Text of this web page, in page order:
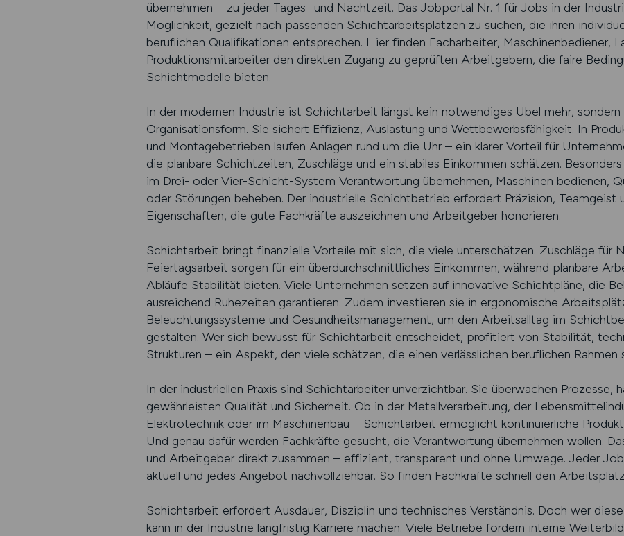
übernehmen – zu jeder Tages- und Nachtzeit. Das Jobportal Nr. 1 für Jobs in der
Möglichkeit, gezielt nach passenden Schichtarbeitsplätzen zu suchen, die ihren
beruflichen Qualifikationen entsprechen. Hier finden Facharbeiter, Maschinenbediener,
Produktionsmitarbeiter den direkten Zugang zu geprüften Arbeitgebern, die faire
Schichtmodelle bieten.
In der modernen Industrie ist Schichtarbeit längst kein notwendiges Übel mehr,
Organisationsform. Sie sichert Effizienz, Auslastung und Wettbewerbsfähigkeit. In
und Montagebetrieben laufen Anlagen rund um die Uhr – ein klarer Vorteil für
die planbare Schichtzeiten, Zuschläge und ein stabiles Einkommen schätzen.
im Drei- oder Vier-Schicht-System Verantwortung übernehmen, Maschinen bedienen,
oder Störungen beheben. Der industrielle Schichtbetrieb erfordert Präzision, Teamgeist
Eigenschaften, die gute Fachkräfte auszeichnen und Arbeitgeber honorieren.
Schichtarbeit bringt finanzielle Vorteile mit sich, die viele unterschätzen. Zuschläge für
Feiertagsarbeit sorgen für ein überdurchschnittliches Einkommen, während planbare
Abläufe Stabilität bieten. Viele Unternehmen setzen auf innovative Schichtpläne, die
ausreichend Ruhezeiten garantieren. Zudem investieren sie in ergonomische
Beleuchtungssysteme und Gesundheitsmanagement, um den Arbeitsalltag im
gestalten. Wer sich bewusst für Schichtarbeit entscheidet, profitiert von Stabilität,
Strukturen – ein Aspekt, den viele schätzen, die einen verlässlichen beruflichen Rahmen
In der industriellen Praxis sind Schichtarbeiter unverzichtbar. Sie überwachen Prozesse,
gewährleisten Qualität und Sicherheit. Ob in der Metallverarbeitung, der
Elektrotechnik oder im Maschinenbau – Schichtarbeit ermöglicht kontinuierliche
Und genau dafür werden Fachkräfte gesucht, die Verantwortung übernehmen wollen.
und Arbeitgeber direkt zusammen – effizient, transparent und ohne Umwege. Jeder
aktuell und jedes Angebot nachvollziehbar. So finden Fachkräfte schnell den
Schichtarbeit erfordert Ausdauer, Disziplin und technisches Verständnis. Doch wer
kann in der Industrie langfristig Karriere machen. Viele Betriebe fördern interne